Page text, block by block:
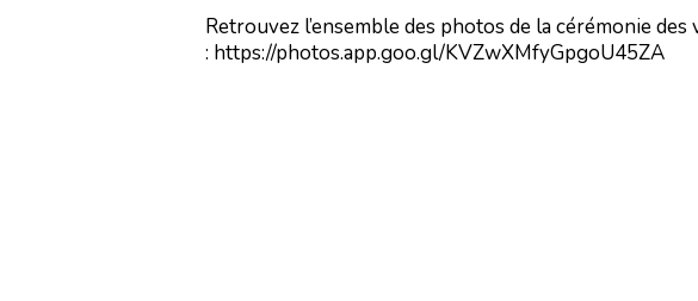
Retrouvez l’ensemble des photos de la cérémonie des
: https://photos.app.goo.gl/KVZwXMfyGpgoU45ZA